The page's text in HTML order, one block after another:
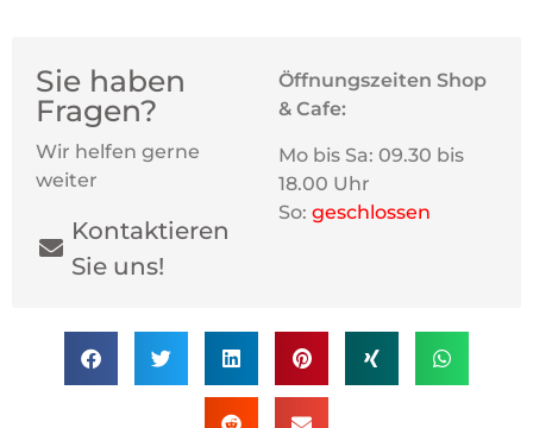
Sie haben
Fragen?
Wir helfen gerne
weiter
Kontaktieren
Sie uns!
Öffnungszeiten Shop
& Cafe:
Mo bis Sa: 09.30 bis
18.00 Uhr
So: geschlossen